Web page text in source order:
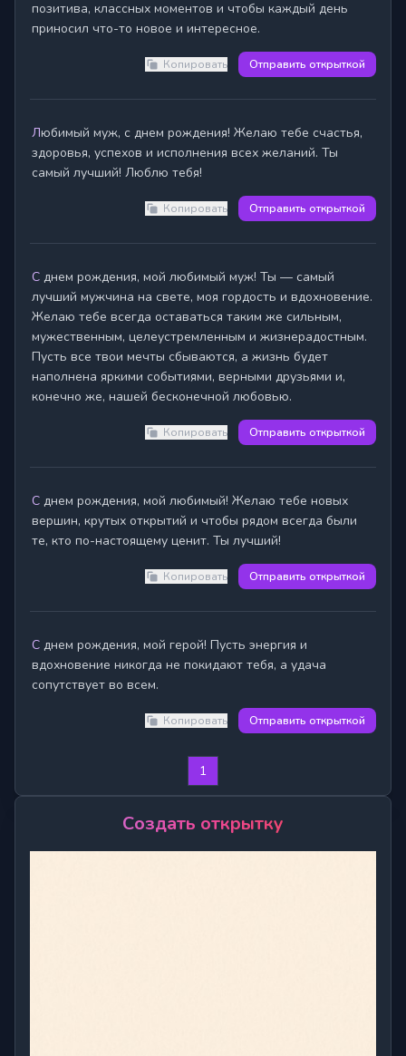
позитива, классных моментов и чтобы каждый день
приносил что-то новое и интересное.
Копировать Отправить открыткой
Любимый муж, с днем рождения! Желаю тебе счастья,
здоровья, успехов и исполнения всех желаний. Ты
самый лучший! Люблю тебя!
Копировать Отправить открыткой
С днем рождения, мой любимый муж! Ты — самый
лучший мужчина на свете, моя гордость и вдохновение.
Желаю тебе всегда оставаться таким же сильным,
мужественным, целеустремленным и жизнерадостным.
Пусть все твои мечты сбываются, а жизнь будет
наполнена яркими событиями, верными друзьями и,
конечно же, нашей бесконечной любовью.
Копировать Отправить открыткой
С днем рождения, мой любимый! Желаю тебе новых
вершин, крутых открытий и чтобы рядом всегда были
те, кто по-настоящему ценит. Ты лучший!
Копировать Отправить открыткой
С днем рождения, мой герой! Пусть энергия и
вдохновение никогда не покидают тебя, а удача
сопутствует во всем.
Копировать Отправить открыткой
1
Создать открытку